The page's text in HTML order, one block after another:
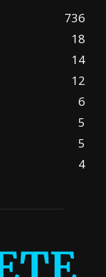
736
18
14
12
6
5
5
4